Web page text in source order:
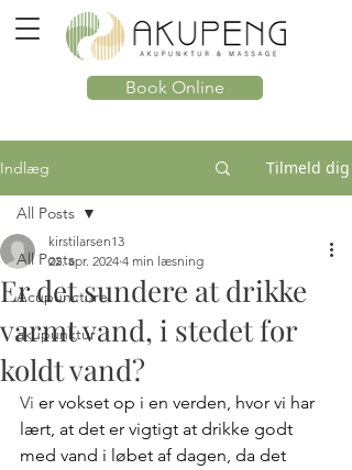
Book Online
Indlæg Tilmeld dig
All Posts
Acupuncture
akupunktur
All Posts
Er det sundere at drikke
varmt vand, i stedet for
koldt vand?
kirstilarsen13
22. apr. 2024 4 min læsning
Vi er vokset op i en verden, hvor vi har
lært, at det er vigtigt at drikke godt
med vand i løbet af dagen, da det